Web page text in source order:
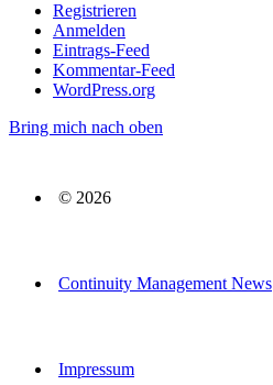
Registrieren
Anmelden
Eintrags-Feed
Kommentar-Feed
WordPress.org
Bring mich nach oben
© 2026
Continuity Management News
Impressum